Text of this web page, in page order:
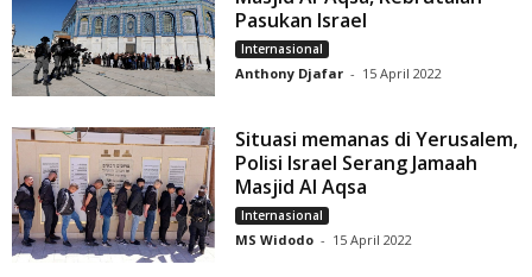
Pasukan Israel
Internasional
Anthony Djafar - 15 April 2022
Situasi memanas di Yerusalem,
Polisi Israel Serang Jamaah
Masjid Al Aqsa
Internasional
MS Widodo - 15 April 2022